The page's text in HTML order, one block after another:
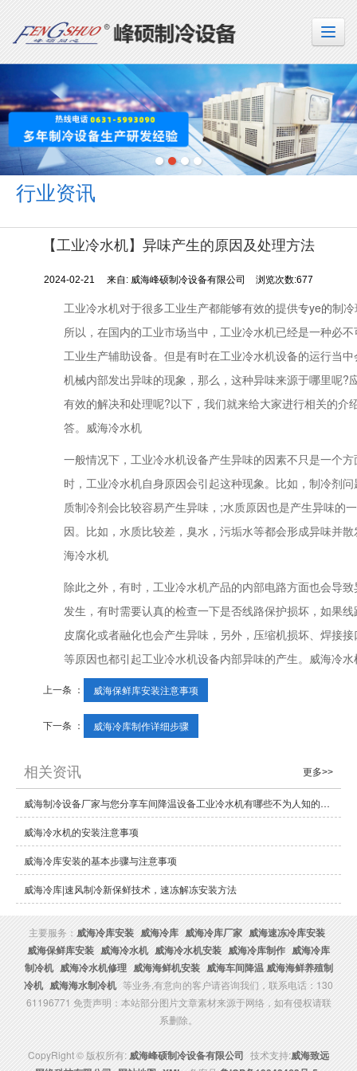
行业资讯
【工业冷水机】异味产生的原因及处理方法
2024-02-21 来自: 威海峰硕制冷设备有限公司 浏览次数:677
工业冷水机对于很多工业生产都能够有效的提供专ye的制
所以，在国内的工业市场当中，工业冷水机已经是一种必
工业生产辅助设备。但是有时在工业冷水机设备的运行当
机械内部发出异味的现象，那么，这种异味来源于哪里呢?
有效的解决和处理呢?以下，我们就来给大家进行相关的介
答。威海冷水机
一般情况下，工业冷水机设备产生异味的因素不只是一个
时，工业冷水机自身原因会引起这种现象。比如，制冷剂
质制冷剂会比较容易产生异味，;水质原因也是产生异味的
因。比如，水质比较差，臭水，污垢水等都会形成异味并散
海冷水机
除此之外，有时，工业冷水机产品的内部电路方面也会导
发生，有时需要认真的检查一下是否线路保护损坏，如果
皮腐化或者融化也会产生异味，另外，压缩机损坏、焊接
等原因也都引起工业冷水机设备内部异味的产生。 威海冷水
上一条 ： 威海保鲜库安装注意事项
下一条 ： 威海冷库制作详细步骤
相关资讯 更多>>
威海制冷设备厂家与您分享车间降温设备工业冷水机有哪些不为人知的省电技巧
威海冷水机的安装注意事项
威海冷库安装的基本步骤与注意事项
威海冷库|速风制冷新保鲜技术，速冻解冻安装方法
主要服务： 威海冷库安装 威海冷库 威海冷库厂家 威海速冻冷库安装
威海保鲜库安装 威海冷水机 威海冷水机安装 威海冷库制作 威海冷库
制冷机 威海冷水机修理 威海海鲜机安装 威海车间降温 威海海鲜养殖制
冷机 威海海水制冷机 等业务,有意向的客户请咨询我们，联系电话：130
61196771 免责声明：本站部分图片文章素材来源于网络，如有侵权请联
系删除。
CopyRight © 版权所有:威海峰硕制冷设备有限公司 技术支持:威海致远